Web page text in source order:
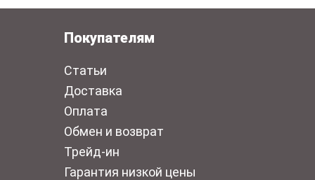
Покупателям
Статьи
Доставка
Оплата
Обмен и возврат
Трейд-ин
Гарантия низкой цены